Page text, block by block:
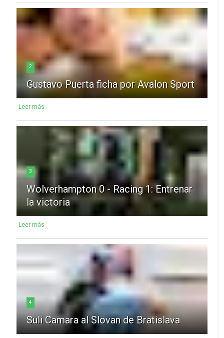
2
Gustavo Puerta ficha por Avalon Sport
Leer más
3
Wolverhampton 0 - Racing 1: Entrenar
la victoria
Leer más
4
Suli Camara al Slovan de Bratislava